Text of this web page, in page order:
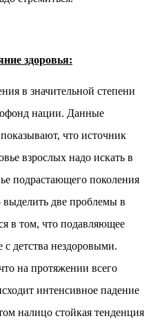
здоровья:
в значительной степени
нации. Данные
что источник
взрослых надо искать в
подрастающего поколения
две проблемы в
в том, что подавляющее
с детства нездоровыми.
на протяжении всего
интенсивное падение
налицо стойкая тенденция